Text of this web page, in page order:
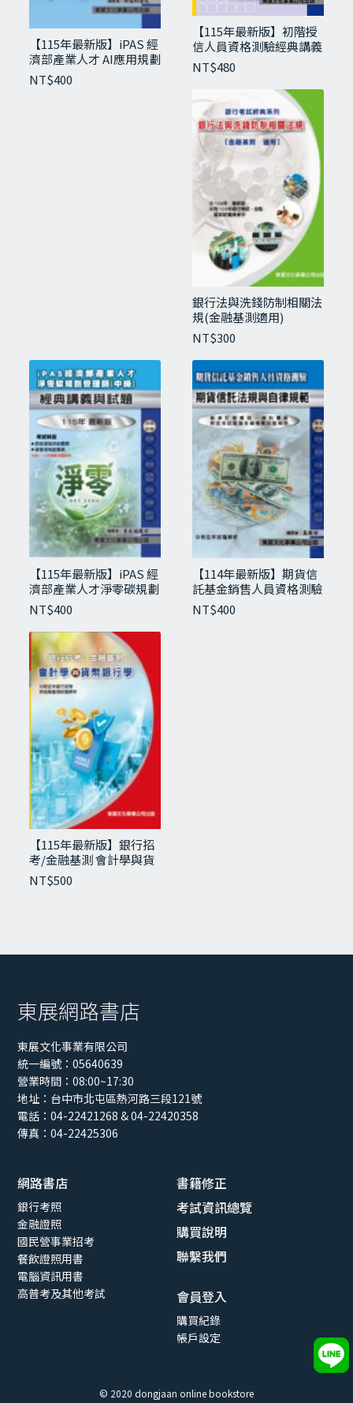
第八章 衍生性金融商品
第三篇 全真模擬試題
相關商品
【115年最新版】期貨商業務員資格測驗重點
精華與試題
550
【115年最新版】金融市場常識與職業道德經
典講義與試題
NT$300
【115年最新版】衍生性金融商品銷售人員資
格測驗
NT$450
【115年最新版】iPAS 經
濟部產業人才 AI應用規劃
師(初級)
NT$400
【115年最新版】初階授
信人員資格測驗經典講義
與試題
NT$480
銀行法與洗錢防制相關法
規(金融基測適用)
NT$300
【115年最新版】iPAS 經
濟部產業人才淨零碳規劃
管理師經典講義與試題-
中級
NT$400
【114年最新版】期貨信
託基金銷售人員資格測驗
（期貨信託法規與自律規
範）
NT$400
【115年最新版】銀行招
考/金融基測 會計學與貨
幣銀行學
NT$500
東展網路書店
東展文化事業有限公司
統一編號：05640639
營業時間：08:00~17:30
地址： 台中市北屯區熱河路三段121號
電話：04-22421268 & 04-22420358
傳真：04-22425306
網路書店
銀行考照
金融證照
國民營事業招考
餐飲證照用書
電腦資訊用書
高普考及其他考試
書籍修正
考試資訊總覽
購買說明
聯繫我們
會員登入
購買紀錄
帳戶設定
© 2020 dongjaan online bookstore